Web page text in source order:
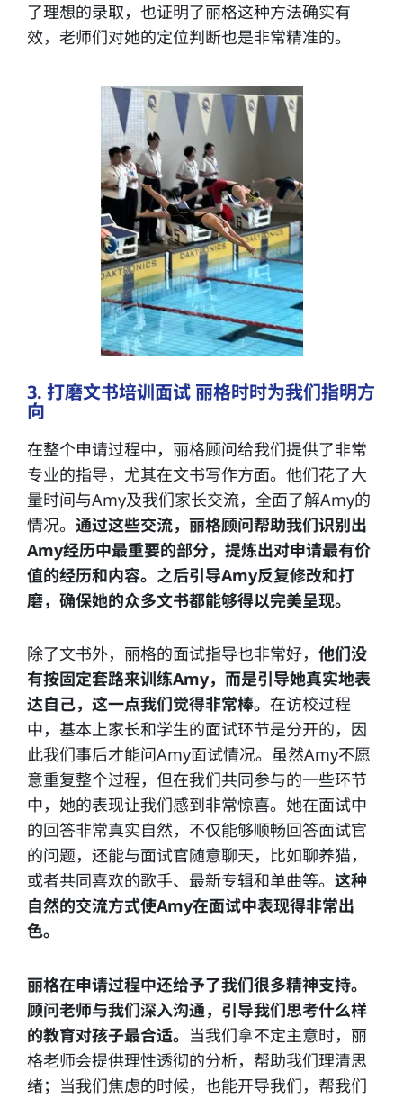
了理想的录取，也证明了丽格这种方法确实有
效，老师们对她的定位判断也是非常精准的。
3. 打磨文书培训面试 丽格时时为我们指明方
向
在整个申请过程中，丽格顾问给我们提供了非常
专业的指导，尤其在文书写作方面。他们花了大
量时间与Amy及我们家长交流，全面了解Amy的
情况。 通过这些交流，丽格顾问帮助我们识别出
Amy经历中最重要的部分，提炼出对申请最有价
值的经历和内容。之后引导Amy反复修改和打
磨，确保她的众多文书都能够得以完美呈现。
除了文书外，丽格的面试指导也非常好， 他们没
有按固定套路来训练Amy，而是引导她真实地表
达自己，这一点我们觉得非常棒。 在访校过程
中，基本上家长和学生的面试环节是分开的，因
此我们事后才能问Amy面试情况。虽然Amy不愿
意重复整个过程，但在我们共同参与的一些环节
中，她的表现让我们感到非常惊喜。她在面试中
的回答非常真实自然，不仅能够顺畅回答面试官
的问题，还能与面试官随意聊天，比如聊养猫，
或者共同喜欢的歌手、最新专辑和单曲等。 这种
自然的交流方式使Amy在面试中表现得非常出
色。
丽格在申请过程中还给予了我们很多精神支持。
顾问老师与我们深入沟通，引导我们思考什么样
的教育对孩子最合适。 当我们拿不定主意时，丽
格老师会提供理性透彻的分析，帮助我们理清思
绪；当我们焦虑的时候，也能开导我们，帮我们